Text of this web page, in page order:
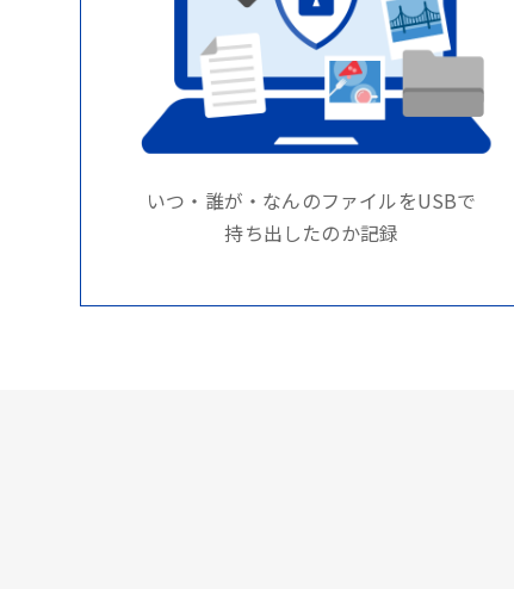
いつ・誰が・なんのファイルをUSBで
持ち出したのか記録